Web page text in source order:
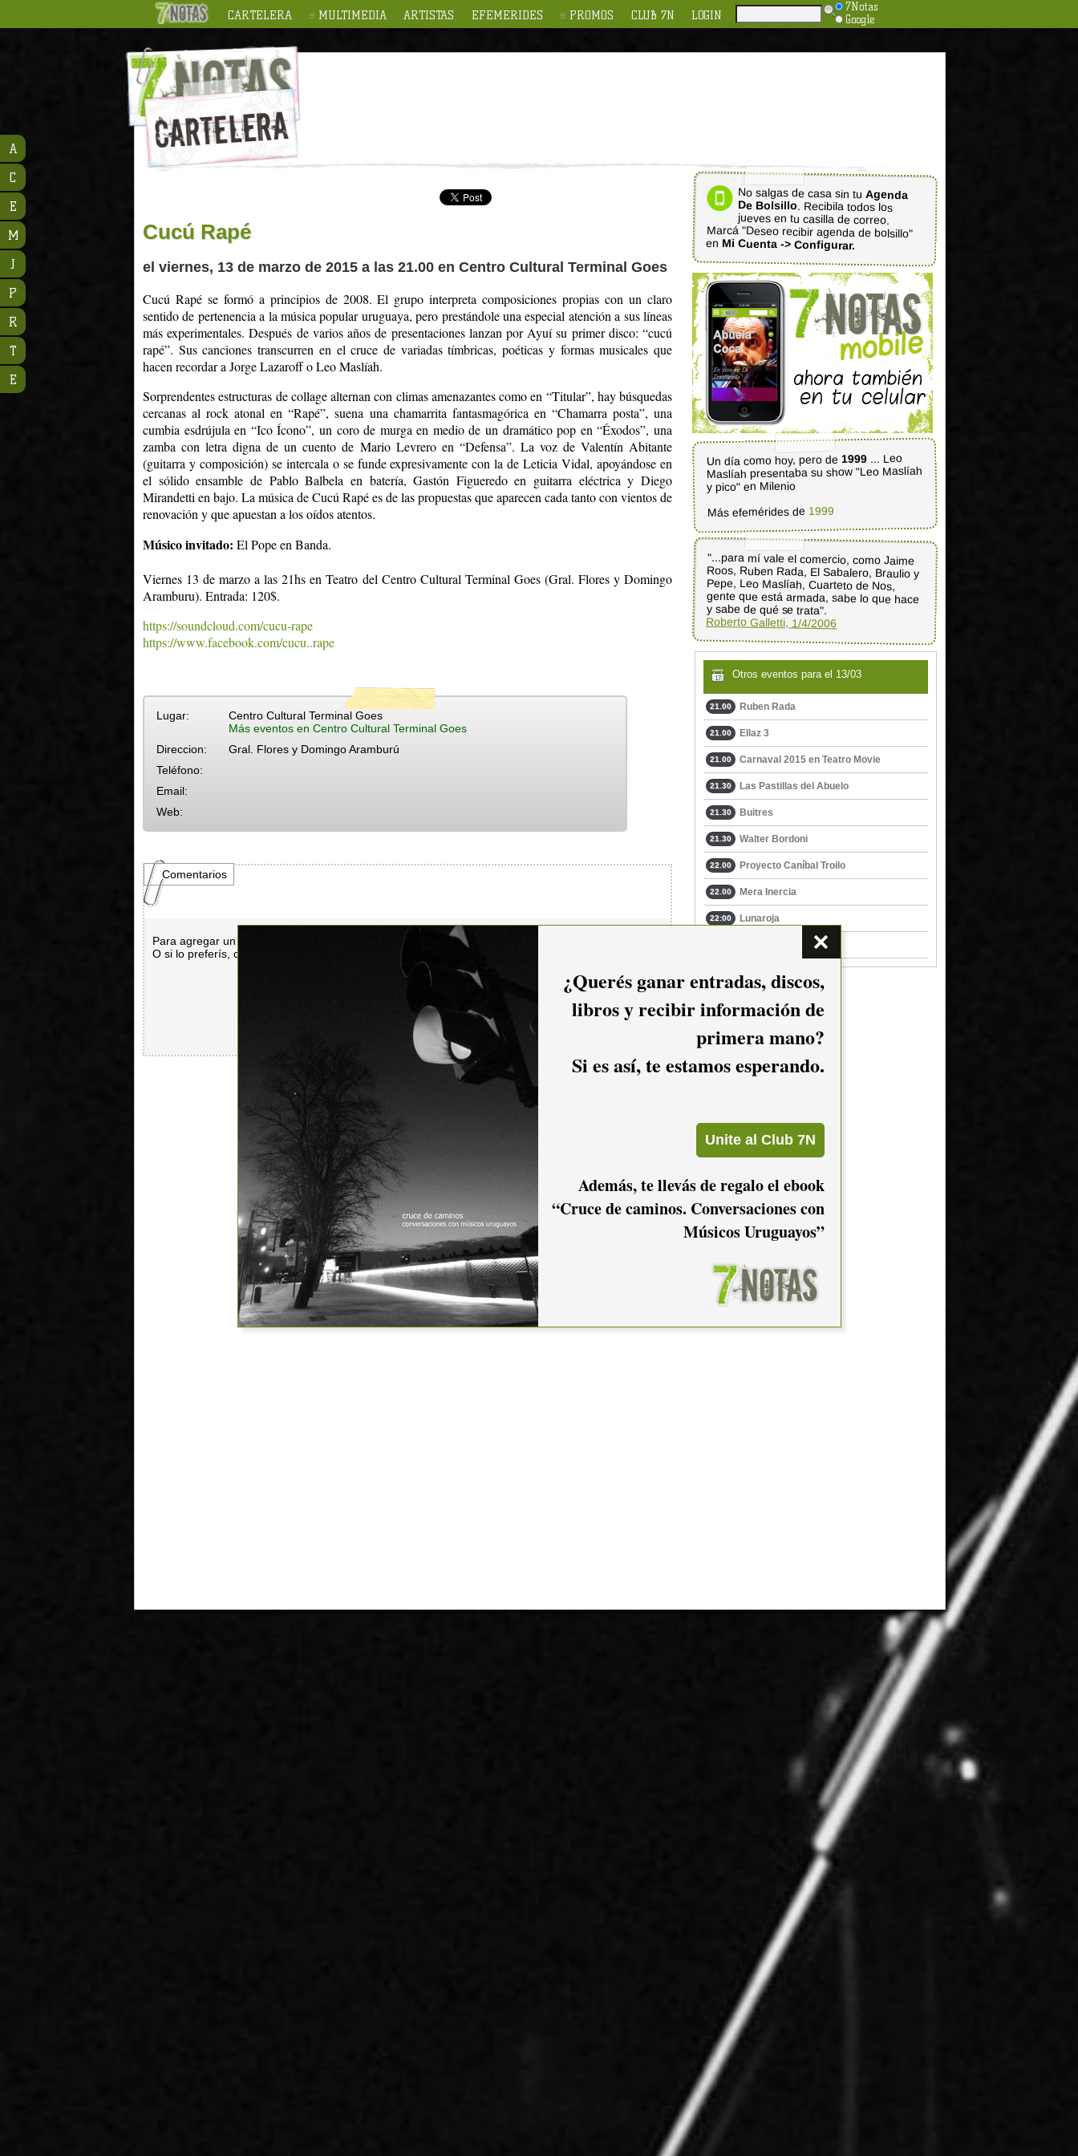
CARTELERA MULTIMEDIA ARTISTAS EFEMERIDES PROMOS CLUB 7N LOGIN
7Notas
Google
Cucú Rapé
el viernes, 13 de marzo de 2015 a las 21.00 en Centro Cultural Terminal Goes
Cucú Rapé se formó a principios de 2008. El grupo interpreta composiciones propias con un claro
sentido de pertenencia a la música popular uruguaya, pero prestándole una especial atención a sus líneas
más experimentales. Después de varios años de presentaciones lanzan por Ayuí su primer disco: “cucú
rapé”. Sus canciones transcurren en el cruce de variadas tímbricas, poéticas y formas musicales que
hacen recordar a Jorge Lazaroff o Leo Maslíah.
Sorprendentes estructuras de collage alternan con climas amenazantes como en “Titular”, hay búsquedas
cercanas al rock atonal en “Rapé”, suena una chamarrita fantasmagórica en “Chamarra posta”, una
cumbia esdrújula en “Ico Ícono”, un coro de murga en medio de un dramático pop en “Éxodos”, una
zamba con letra digna de un cuento de Mario Levrero en “Defensa”. La voz de Valentín Abitante
(guitarra y composición) se intercala o se funde expresivamente con la de Leticia Vidal, apoyándose en
el sólido ensamble de Pablo Balbela en batería, Gastón Figueredo en guitarra eléctrica y Diego
Mirandetti en bajo. La música de Cucú Rapé es de las propuestas que aparecen cada tanto con vientos de
renovación y que apuestan a los oídos atentos.
Músico invitado: El Pope en Banda.
Viernes 13 de marzo a las 21hs en Teatro del Centro Cultural Terminal Goes (Gral. Flores y Domingo
Aramburu). Entrada: 120$.
https://soundcloud.com/cucu-rape
https://www.facebook.com/cucu..rape
Lugar:
Centro Cultural Terminal Goes
Más eventos en Centro Cultural Terminal Goes
Direccion:
Gral. Flores y Domingo Aramburú
Teléfono:
Email:
Web:
Comentarios
Para agregar un comentario es necesario hacer
login.
O si lo preferís, con
No salgas de casa sin tu Agenda
De Bolsillo. Recibila todos los
jueves en tu casilla de correo.
Marcá "Deseo recibir agenda de bolsillo"
en Mi Cuenta -> Configurar.
Un día como hoy, pero de 1999 ... Leo
Maslíah presentaba su show "Leo Maslíah
y pico" en Milenio
Más efemérides de 1999
"...para mí vale el comercio, como Jaime
Roos, Ruben Rada, El Sabalero, Braulio y
Pepe, Leo Maslíah, Cuarteto de Nos,
gente que está armada, sabe lo que hace
y sabe de qué se trata".
Roberto Galletti, 1/4/2006
Otros eventos para el 13/03
21.00 Ruben Rada
21.00 Ellaz 3
21.00 Carnaval 2015 en Teatro Movie
21.30 Las Pastillas del Abuelo
21.30 Buitres
21.30 Walter Bordoni
22.00 Proyecto Caníbal Troilo
22.00 Mera Inercia
22:00 Lunaroja
A
C
E
M
J
P
R
T
E
¿Querés ganar entradas, discos,
libros y recibir información de
primera mano?
Si es así, te estamos esperando.
Además, te llevás de regalo el ebook
“Cruce de caminos. Conversaciones con
Músicos Uruguayos”